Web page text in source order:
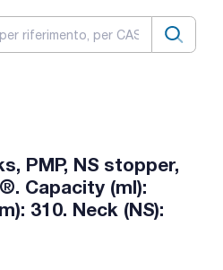
PMP, NS stopper,
Capacity (ml):
310. Neck (NS):